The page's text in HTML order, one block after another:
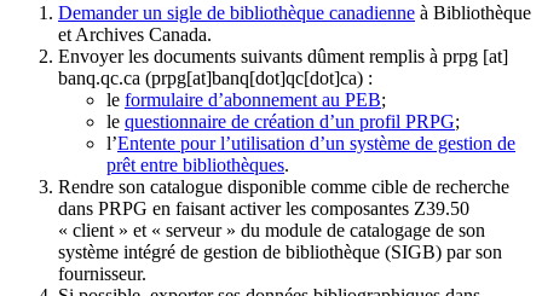
Demander un sigle de bibliothèque canadienne à Bibliothèque
et Archives Canada.
Envoyer les documents suivants dûment remplis à prpg [at]
banq.qc.ca (prpg[at]banq[dot]qc[dot]ca) :
le formulaire d’abonnement au PEB;
le questionnaire de création d’un profil PRPG;
l’Entente pour l’utilisation d’un système de gestion de
prêt entre bibliothèques.
Rendre son catalogue disponible comme cible de recherche
dans PRPG en faisant activer les composantes Z39.50
« client » et « serveur » du module de catalogage de son
système intégré de gestion de bibliothèque (SIGB) par son
fournisseur.